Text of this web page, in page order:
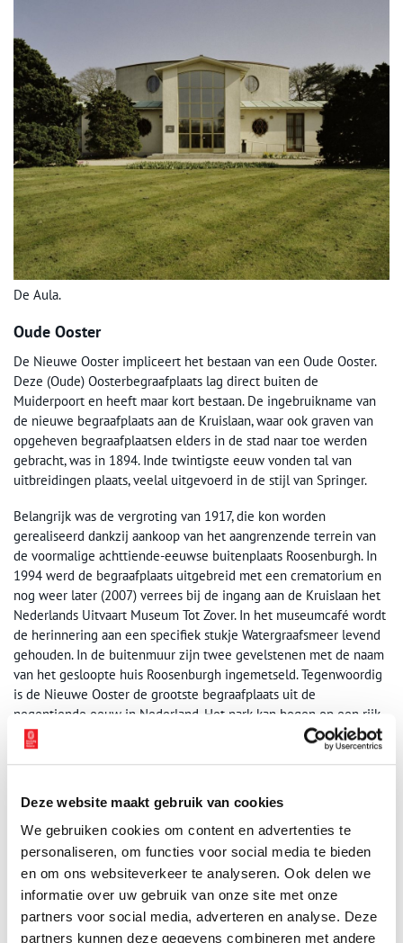
Deze website maakt gebruik van cookies
We gebruiken cookies om content en advertenties te
personaliseren, om functies voor social media te bieden
en om ons websiteverkeer te analyseren. Ook delen we
informatie over uw gebruik van onze site met onze
partners voor social media, adverteren en analyse. Deze
partners kunnen deze gegevens combineren met andere
De Aula.
Oude Ooster
De Nieuwe Ooster impliceert het bestaan van een Oude Ooster.
Deze (Oude) Oosterbegraafplaats lag direct buiten de
Muiderpoort en heeft maar kort bestaan. De ingebruikname van
de nieuwe begraafplaats aan de Kruislaan, waar ook graven van
opgeheven begraafplaatsen elders in de stad naar toe werden
gebracht, was in 1894. Inde twintigste eeuw vonden tal van
uitbreidingen plaats, veelal uitgevoerd in de stijl van Springer.
Belangrijk was de vergroting van 1917, die kon worden
gerealiseerd dankzij aankoop van het aangrenzende terrein van
de voormalige achttiende-eeuwse buitenplaats Roosenburgh. In
1994 werd de begraafplaats uitgebreid met een crematorium en
nog weer later (2007) verrees bij de ingang aan de Kruislaan het
Nederlands Uitvaart Museum Tot Zover. In het museumcafé wordt
de herinnering aan een specifiek stukje Watergraafsmeer levend
gehouden. In de buitenmuur zijn twee gevelstenen met de naam
van het gesloopte huis Roosenburgh ingemetseld. Tegenwoordig
is de Nieuwe Ooster de grootste begraafplaats uit de
negentiende eeuw in Nederland. Het park kan bogen op een rijk
assortiment aan loof- en naaldbomen, waardoor het een groene
oase is in de drukke stad. In eigen beheer is een bomenroute
Onderhoud
Dat het groen er jaar in jaar uit verzorgd uitziet is te danken aan
een legertje tuinlieden. Aan het woord is een gepensioneerde
tuinman die zijn loopbaan als zestienjarige op de begraafplaats
begon. Honderd jaar na de oprichting (1994) blikte hij terug op
zijn carrière. Over het knippen van de hagen herinnerde hij zich: